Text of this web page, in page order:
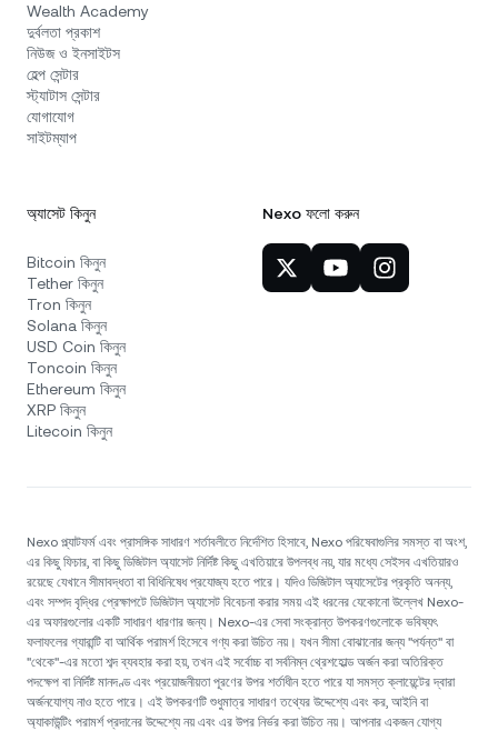
Wealth Academy
দুর্বলতা প্রকাশ
নিউজ ও ইনসাইটস
হেল্প সেন্টার
স্ট্যাটাস সেন্টার
যোগাযোগ
সাইটম্যাপ
অ্যাসেট কিনুন
Bitcoin কিনুন
Tether কিনুন
Tron কিনুন
Solana কিনুন
USD Coin কিনুন
Toncoin কিনুন
Ethereum কিনুন
XRP কিনুন
Litecoin কিনুন
Nexo ফলো করুন
Nexo প্ল্যাটফর্ম এবং প্রাসঙ্গিক সাধারণ শর্তাবলীতে নির্দেশিত হিসাবে, Nexo পরিষেবাগুলির সমস্ত বা অংশ,
এর কিছু ফিচার, বা কিছু ডিজিটাল অ্যাসেট নির্দিষ্ট কিছু এখতিয়ারে উপলব্ধ নয়, যার মধ্যে সেইসব এখতিয়ারও
রয়েছে যেখানে সীমাবদ্ধতা বা বিধিনিষেধ প্রযোজ্য হতে পারে। যদিও ডিজিটাল অ্যাসেটের প্রকৃতি অনন্য,
এবং সম্পদ বৃদ্ধির প্রেক্ষাপটে ডিজিটাল অ্যাসেট বিবেচনা করার সময় এই ধরনের যেকোনো উল্লেখ Nexo-
এর অফারগুলোর একটি সাধারণ ধারণার জন্য। Nexo-এর সেবা সংক্রান্ত উপকরণগুলোকে ভবিষ্যৎ
ফলাফলের গ্যারান্টি বা আর্থিক পরামর্শ হিসেবে গণ্য করা উচিত নয়। যখন সীমা বোঝানোর জন্য "পর্যন্ত" বা
"থেকে"-এর মতো শব্দ ব্যবহার করা হয়, তখন এই সর্বোচ্চ বা সর্বনিম্ন থ্রেশহোল্ড অর্জন করা অতিরিক্ত
পদক্ষেপ বা নির্দিষ্ট মানদণ্ড এবং প্রয়োজনীয়তা পূরণের উপর শর্তাধীন হতে পারে যা সমস্ত ক্লায়েন্টের দ্বারা
অর্জনযোগ্য নাও হতে পারে। এই উপকরণটি শুধুমাত্র সাধারণ তথ্যের উদ্দেশ্যে এবং কর, আইনি বা
অ্যাকাউন্টিং পরামর্শ প্রদানের উদ্দেশ্যে নয় এবং এর উপর নির্ভর করা উচিত নয়। আপনার একজন যোগ্য